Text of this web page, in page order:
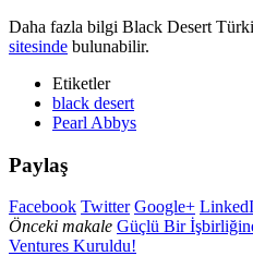
Daha fazla bilgi Black Desert
sitesinde bulunabilir.
Etiketler
black desert
Pearl Abbys
Paylaş
Facebook Twitter Google+
Önceki makale Güçlü Bir
Ventures Kuruldu!